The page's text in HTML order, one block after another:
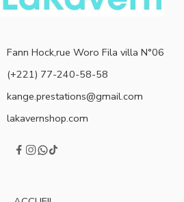
Fann Hock,rue Woro Fila villa N°06
(+221) 77-240-58-58
kange.prestations@gmail.com
lakavernshop.com